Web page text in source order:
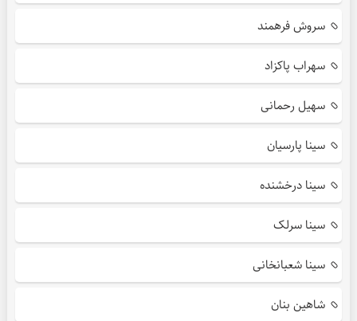
سروش فرهمند
سهراب پاکزاد
سهیل رحمانی
سینا پارسیان
سینا درخشنده
سینا سرلک
سینا شعبانخانی
شاهین بنان